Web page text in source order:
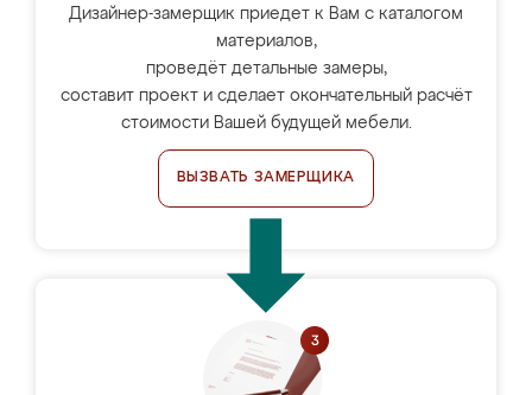
Дизайнер-замерщик приедет к Вам с каталогом
материалов,
проведёт детальные замеры,
составит проект и сделает окончательный расчёт
стоимости Вашей будущей мебели.
ВЫЗВАТЬ ЗАМЕРЩИКА